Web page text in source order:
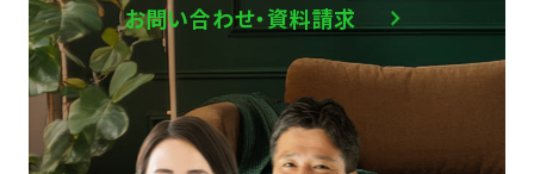
お問い合わせ・資料請求